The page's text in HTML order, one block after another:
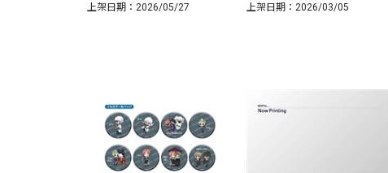
上架日期：2026/05/27
上架日期：2026/03/05